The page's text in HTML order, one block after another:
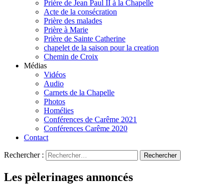
Prière de Jean Paul II à la Chapelle
Acte de la consécration
Prière des malades
Prière à Marie
Prière de Sainte Catherine
chapelet de la saison pour la creation
Chemin de Croix
Médias
Vidéos
Audio
Carnets de la Chapelle
Photos
Homélies
Conférences de Carême 2021
Conférences Carême 2020
Contact
Rechercher :
Les pèlerinages annoncés